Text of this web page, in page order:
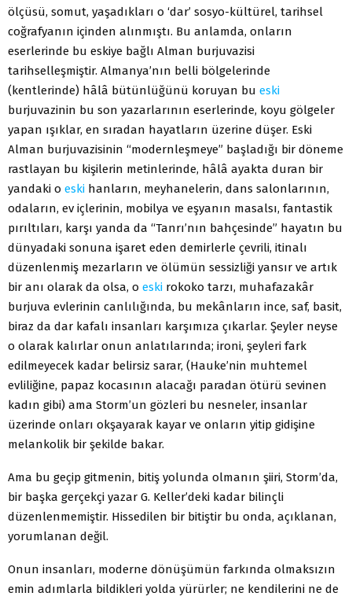
ölçüsü, somut, yaşadıkları o ‘dar’ sosyo-kültürel, tarihsel
coğrafyanın içinden alınmıştı. Bu anlamda, onların
eserlerinde bu eskiye bağlı Alman burjuvazisi
tarihselleşmiştir. Almanya’nın belli bölgelerinde
(kentlerinde) hâlâ bütünlüğünü koruyan bu eski
burjuvazinin bu son yazarlarının eserlerinde, koyu gölgeler
yapan ışıklar, en sıradan hayatların üzerine düşer. Eski
Alman burjuvazisinin “modernleşmeye” başladığı bir döneme
rastlayan bu kişilerin metinlerinde, hâlâ ayakta duran bir
yandaki o eski hanların, meyhanelerin, dans salonlarının,
odaların, ev içlerinin, mobilya ve eşyanın masalsı, fantastik
pırıltıları, karşı yanda da “Tanrı’nın bahçesinde” hayatın bu
dünyadaki sonuna işaret eden demirlerle çevrili, itinalı
düzenlenmiş mezarların ve ölümün sessizliği yansır ve artık
bir anı olarak da olsa, o eski rokoko tarzı, muhafazakâr
burjuva evlerinin canlılığında, bu mekânların ince, saf, basit,
biraz da dar kafalı insanları karşımıza çıkarlar. Şeyler neyse
o olarak kalırlar onun anlatılarında; ironi, şeyleri fark
edilmeyecek kadar belirsiz sarar, (Hauke’nin muhtemel
evliliğine, papaz kocasının alacağı paradan ötürü sevinen
kadın gibi) ama Storm’un gözleri bu nesneler, insanlar
üzerinde onları okşayarak kayar ve onların yitip gidişine
melankolik bir şekilde bakar.
Ama bu geçip gitmenin, bitiş yolunda olmanın şiiri, Storm’da,
bir başka gerçekçi yazar G. Keller’deki kadar bilinçli
düzenlenmemiştir. Hissedilen bir bitiştir bu onda, açıklanan,
yorumlanan değil.
Onun insanları, moderne dönüşümün farkında olmaksızın
emin adımlarla bildikleri yolda yürürler; ne kendilerini ne de